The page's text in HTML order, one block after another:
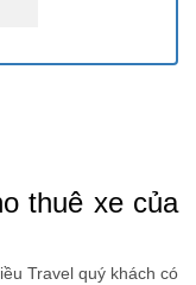
thuê xe của
Travel quý khách có